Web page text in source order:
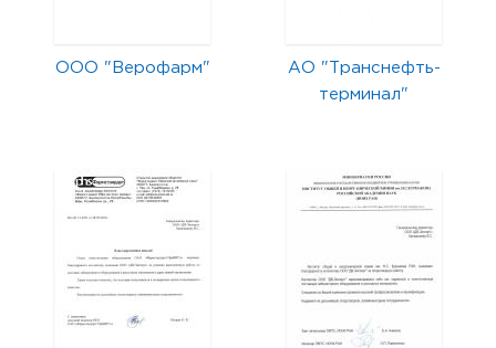
ООО "Верофарм"
АО "Транснефть-
терминал"